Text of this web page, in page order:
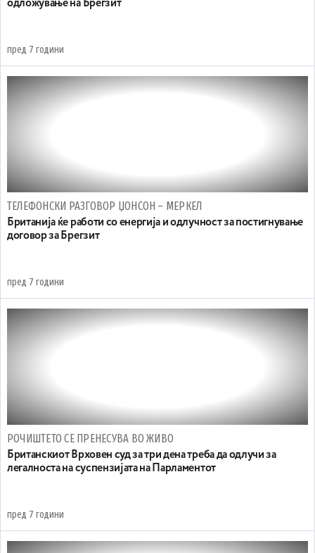
одложување на Брегзит
пред 7 години
ТЕЛЕФОНСКИ РАЗГОВОР ЏОНСОН – МЕРКЕЛ
Британија ќе работи со енергија и одлучност за постигнување
договор за Брегзит
пред 7 години
РОЧИШТЕТО СЕ ПРЕНЕСУВА ВО ЖИВО
Британскиот Врховен суд за три дена треба да одлучи за
легалноста на суспензијата на Парламентот
пред 7 години